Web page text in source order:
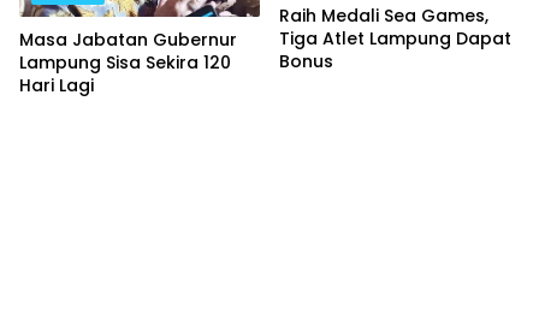
Masa Jabatan Gubernur
Lampung Sisa Sekira 120
Hari Lagi
Raih Medali Sea Games,
Tiga Atlet Lampung Dapat
Bonus